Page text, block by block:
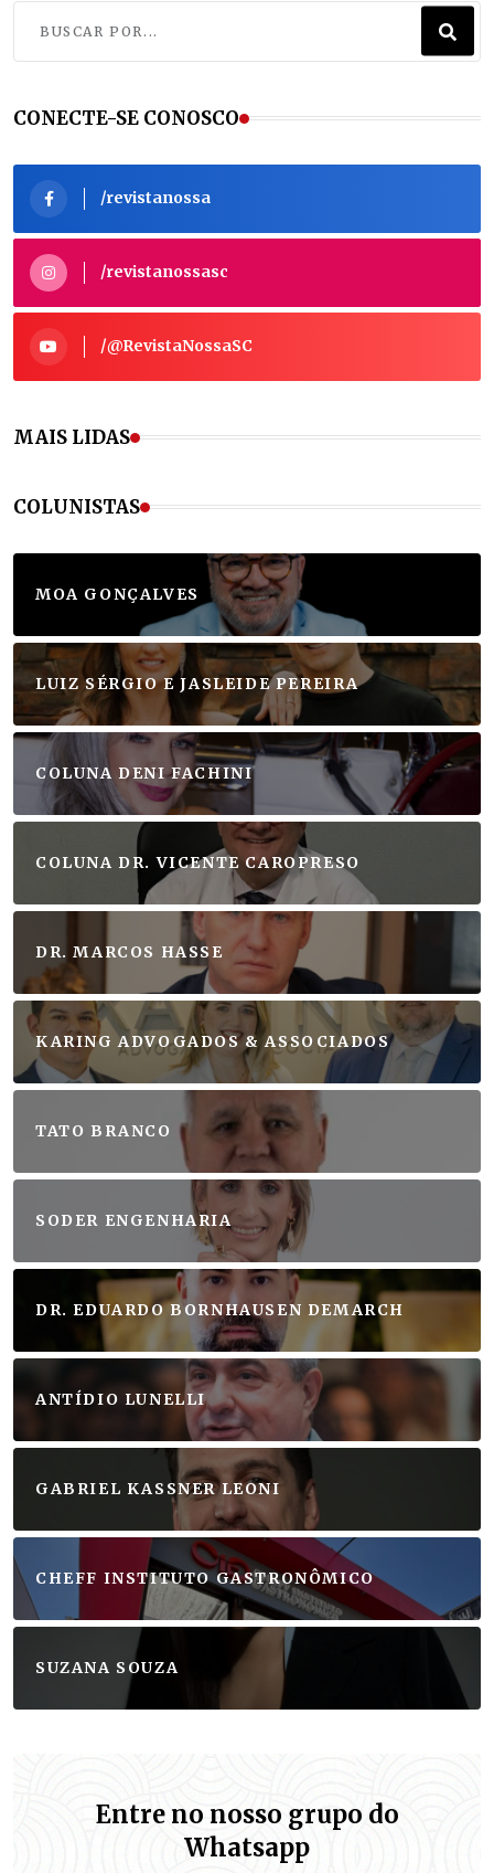
CONECTE-SE CONOSCO
/revistanossa
/revistanossasc
/@RevistaNossaSC
MAIS LIDAS
COLUNISTAS
MOA GONÇALVES
LUIZ SÉRGIO E JASLEIDE PEREIRA
COLUNA DENI FACHINI
COLUNA DR. VICENTE CAROPRESO
DR. MARCOS HASSE
KARING ADVOGADOS & ASSOCIADOS
TATO BRANCO
SODER ENGENHARIA
DR. EDUARDO BORNHAUSEN DEMARCH
ANTÍDIO LUNELLI
GABRIEL KASSNER LEONI
CHEFF INSTITUTO GASTRONÔMICO
SUZANA SOUZA
Entre no nosso grupo do
Whatsapp